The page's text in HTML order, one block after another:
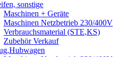
sonstige
Maschinen + Geräte
Maschinen Netzbetrieb 230/400V
Verbrauchsmaterial (STE,KS)
Zubehör Verkauf